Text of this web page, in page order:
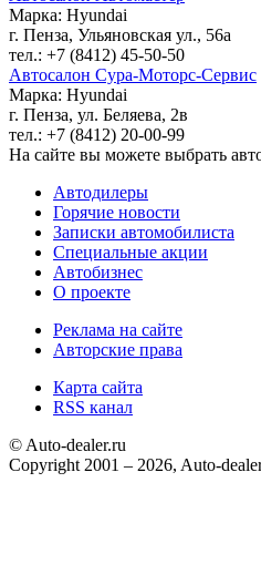
Марка: Hyundai
г. Пенза, Ульяновская ул., 56а
тел.: +7 (8412) 45-50-50
Автосалон Сура-Моторс-Сервис
Марка: Hyundai
г. Пенза, ул. Беляева, 2в
тел.: +7 (8412) 20-00-99
На сайте вы можете выбрать
Автодилеры
Горячие новости
Записки автомобилиста
Специальные акции
Автобизнес
О проекте
Реклама на сайте
Авторские права
Карта сайта
RSS канал
© Auto-dealer.ru
Copyright 2001 – 2026, Auto-